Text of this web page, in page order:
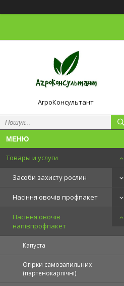
АгроКонсультант
Товары и услуги
Засоби захисту рослин
Насіння овочів профпакет
Насіння овочів
напівпрофпакет
Капуста
Огірки самозапильних
(партенокарпічні)